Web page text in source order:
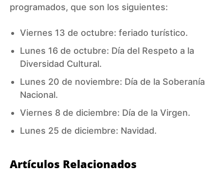
programados, que son los siguientes:
Viernes 13 de octubre: feriado turístico.
Lunes 16 de octubre: Día del Respeto a la
Diversidad Cultural.
Lunes 20 de noviembre: Día de la Soberanía
Nacional.
Viernes 8 de diciembre: Día de la Virgen.
Lunes 25 de diciembre: Navidad.
Artículos Relacionados